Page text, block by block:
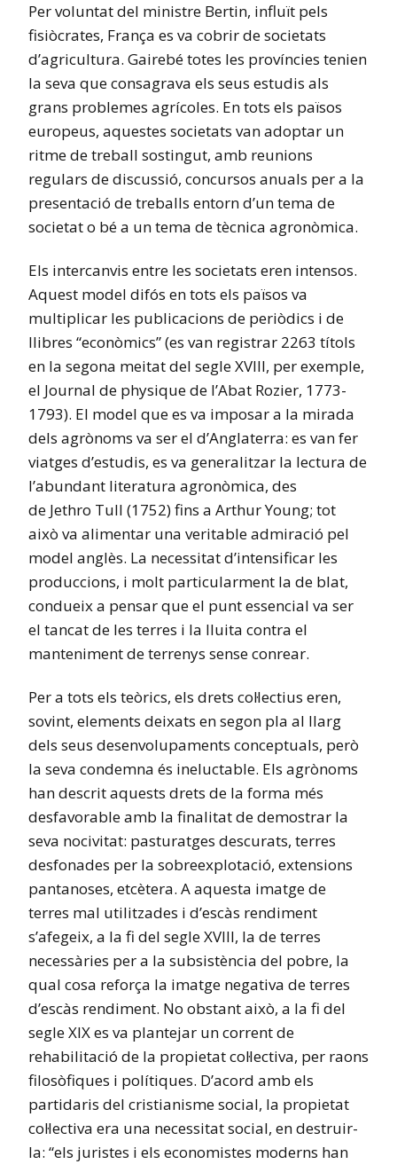
Per voluntat del ministre Bertin, influït pels
fisiòcrates, França es va cobrir de societats
d’agricultura. Gairebé totes les províncies tenien
la seva que consagrava els seus estudis als
grans problemes agrícoles. En tots els països
europeus, aquestes societats van adoptar un
ritme de treball sostingut, amb reunions
regulars de discussió, concursos anuals per a la
presentació de treballs entorn d’un tema de
societat o bé a un tema de tècnica agronòmica.
Els intercanvis entre les societats eren intensos.
Aquest model difós en tots els països va
multiplicar les publicacions de periòdics i de
llibres “econòmics” (es van registrar 2263 títols
en la segona meitat del segle XVIII, per exemple,
el Journal de physique de l’Abat Rozier, 1773-
1793). El model que es va imposar a la mirada
dels agrònoms va ser el d’Anglaterra: es van fer
viatges d’estudis, es va generalitzar la lectura de
l’abundant literatura agronòmica, des
de Jethro Tull (1752) fins a Arthur Young; tot
això va alimentar una veritable admiració pel
model anglès. La necessitat d’intensificar les
produccions, i molt particularment la de blat,
condueix a pensar que el punt essencial va ser
el tancat de les terres i la lluita contra el
manteniment de terrenys sense conrear.
Per a tots els teòrics, els drets col·lectius eren,
sovint, elements deixats en segon pla al llarg
dels seus desenvolupaments conceptuals, però
la seva condemna és ineluctable. Els agrònoms
han descrit aquests drets de la forma més
desfavorable amb la finalitat de demostrar la
seva nocivitat: pasturatges descurats, terres
desfonades per la sobreexplotació, extensions
pantanoses, etcètera. A aquesta imatge de
terres mal utilitzades i d’escàs rendiment
s’afegeix, a la fi del segle XVIII, la de terres
necessàries per a la subsistència del pobre, la
qual cosa reforça la imatge negativa de terres
d’escàs rendiment. No obstant això, a la fi del
segle XIX es va plantejar un corrent de
rehabilitació de la propietat col·lectiva, per raons
filosòfiques i polítiques. D’acord amb els
partidaris del cristianisme social, la propietat
col·lectiva era una necessitat social, en destruir-
la: “els juristes i els economistes moderns han